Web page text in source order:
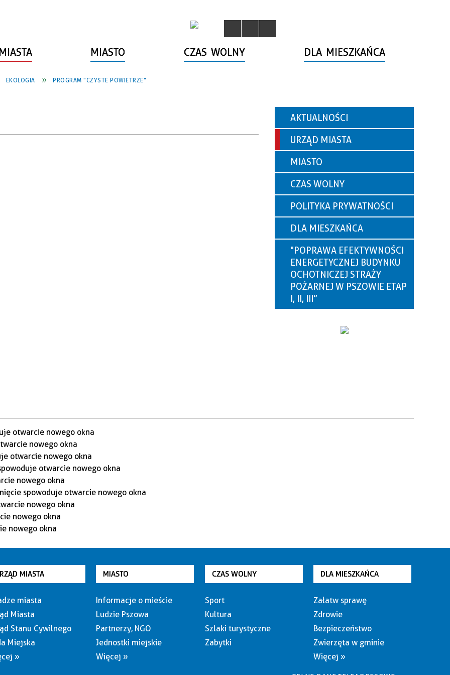
MIASTO CZAS WOLNY DLA MIESZKAŃCA
EKOLOGIA PROGRAM "CZYSTE POWIETRZE"
AKTUALNOŚCI
URZĄD MIASTA
MIASTO
CZAS WOLNY
POLITYKA PRYWATNOŚCI
DLA MIESZKAŃCA
"POPRAWA EFEKTYWNOŚCI
ENERGETYCZNEJ BUDYNKU
OCHOTNICZEJ STRAŻY
POŻARNEJ W PSZOWIE ETAP
I, II, III”
MIASTA
miasta
Miasta
Stanu Cywilnego
Miejska
»
MIASTO
Informacje o mieście
Ludzie Pszowa
Partnerzy, NGO
Jednostki miejskie
Więcej »
CZAS WOLNY
Sport
Kultura
Szlaki turystyczne
Zabytki
DLA MIESZKAŃCA
Załatw sprawę
Zdrowie
Bezpieczeństwo
Zwierzęta w gminie
Więcej »